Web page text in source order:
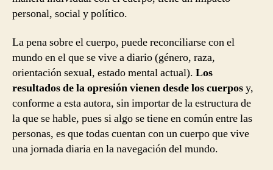
personal, social y político.
La pena sobre el cuerpo, puede reconciliarse con el
mundo en el que se vive a diario (género, raza,
orientación sexual, estado mental actual). Los
resultados de la opresión vienen desde los cuerposy,
conforme a esta autora, sin importar de la estructura de
la que se hable, pues si algo se tiene en común entre las
personas, es que todas cuentan con un cuerpo que vive
una jornada diaria en la navegación del mundo.